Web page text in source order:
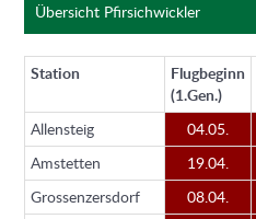
Übersicht Pfirsichwickler
Station
Flugbeginn
(1.Gen.)
Allensteig
04.05.
Amstetten
19.04.
Grossenzersdorf
08.04.